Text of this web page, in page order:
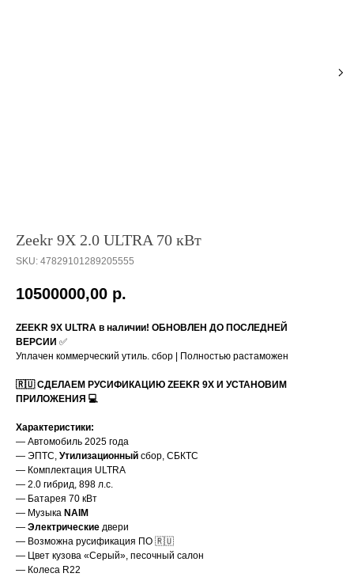
Zeekr 9X 2.0 ULTRA 70 кВт
SKU: 47829101289205555
10500000,00 р.
ZEEKR 9X ULTRA в наличии! ОБНОВЛЕН ДО ПОСЛЕДНЕЙ
ВЕРСИИ ✅
Уплачен коммерческий утиль. сбор | Полностью растаможен
🇷🇺 СДЕЛАЕМ РУСИФИКАЦИЮ ZEEKR 9X И УСТАНОВИМ
ПРИЛОЖЕНИЯ 💻
Характеристики:
— Автомобиль 2025 года
— ЭПТС, Утилизационный сбор, СБКТС
— Комплектация ULTRA
— 2.0 гибрид, 898 л.с.
— Батарея 70 кВт
— Музыка NAIM
— Электрические двери
— Возможна русификация ПО 🇷🇺
— Цвет кузова «Серый», песочный салон
— Колеса R22